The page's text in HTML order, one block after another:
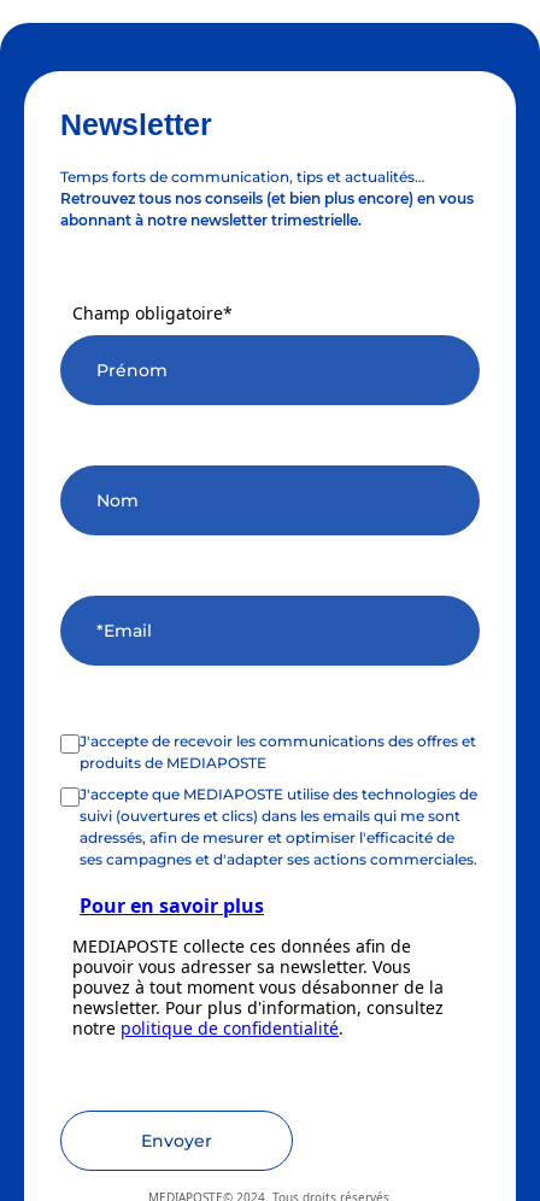
Newsletter
Temps forts de communication, tips et actualités…
Retrouvez tous nos conseils (et bien plus encore) en vous
abonnant à notre newsletter trimestrielle.
Champ obligatoire*
J'accepte de recevoir les communications des offres et
produits de MEDIAPOSTE
J'accepte que MEDIAPOSTE utilise des technologies de
suivi (ouvertures et clics) dans les emails qui me sont
adressés, afin de mesurer et optimiser l'efficacité de
ses campagnes et d'adapter ses actions commerciales.
Pour en savoir plus
MEDIAPOSTE collecte ces données afin de
pouvoir vous adresser sa newsletter. Vous
pouvez à tout moment vous désabonner de la
newsletter. Pour plus d'information, consultez
notre politique de confidentialité.
Envoyer
MEDIAPOSTE© 2024. Tous droits réservés.